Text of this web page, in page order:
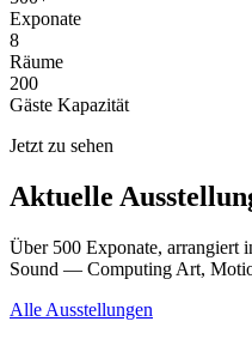
Exponate
8
Räume
200
Gäste Kapazität
Jetzt zu sehen
Aktuelle
Über 500 Exponate, arrangiert
Sound — Computing Art,
Alle Ausstellungen